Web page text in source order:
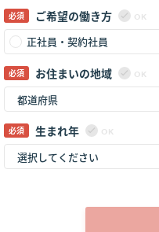
ご希望の働き方 OK
正社員・契約社員
お住まいの地域
OK
生まれ年 OK